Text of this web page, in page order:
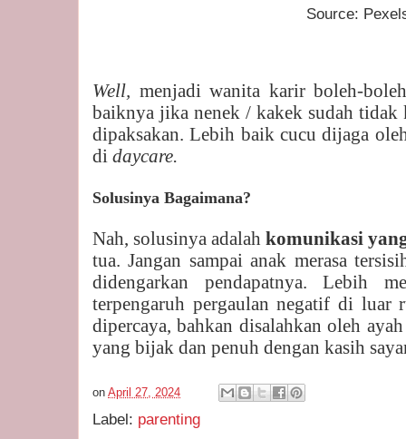
Source:
Well, menjadi wanita karir boleh-
baiknya jika nenek / kakek sudah tidak
dipaksakan. Lebih baik cucu dijaga
di daycare.
Solusinya Bagaimana?
Nah, solusinya adalah komunikasi
tua. Jangan sampai anak merasa
didengarkan pendapatnya. Lebih
terpengaruh pergaulan negatif di luar
dipercaya, bahkan disalahkan oleh
yang bijak dan penuh dengan kasih
on April 27, 2024
Label: parenting